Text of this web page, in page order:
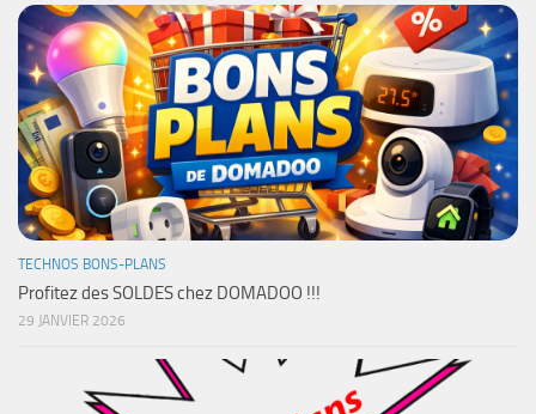
TECHNOS BONS-PLANS
Profitez des SOLDES chez DOMADOO !!!
29 JANVIER 2026